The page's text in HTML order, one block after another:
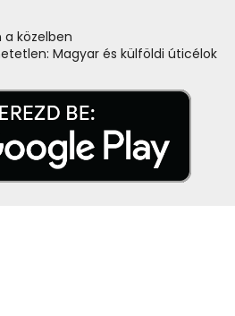
közelben
Magyar és külföldi úticélok